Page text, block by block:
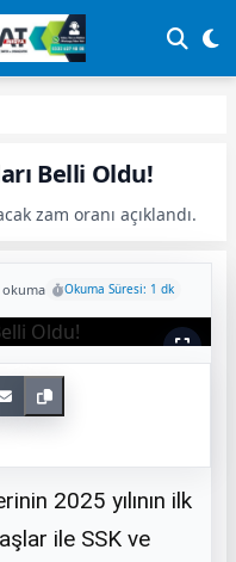
Belli Oldu!
zam oranı açıklandı.
okuma Okuma Süresi: 1 dk
2025 yılının ilk
ile SSK ve